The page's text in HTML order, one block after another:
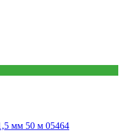
мм 50 м 05464